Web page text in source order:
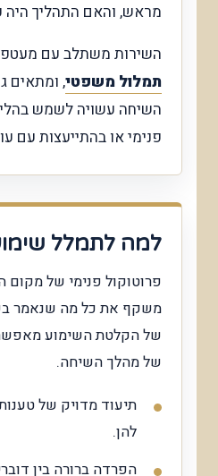
מראש, והאם התהליך היה
השירות משתלב עם
תמלול משפטי, ומתאים
השיחה עשויה לשמש
פנימי או בהתייעצות עם
למה לתמלל
פרוטוקול פנימי של
משקף את כל מה שנאמר
של הקלטת השימוע
של מהלך השיחה.
תיעוד מדויק של
להן.
הפרדה ברורה בין